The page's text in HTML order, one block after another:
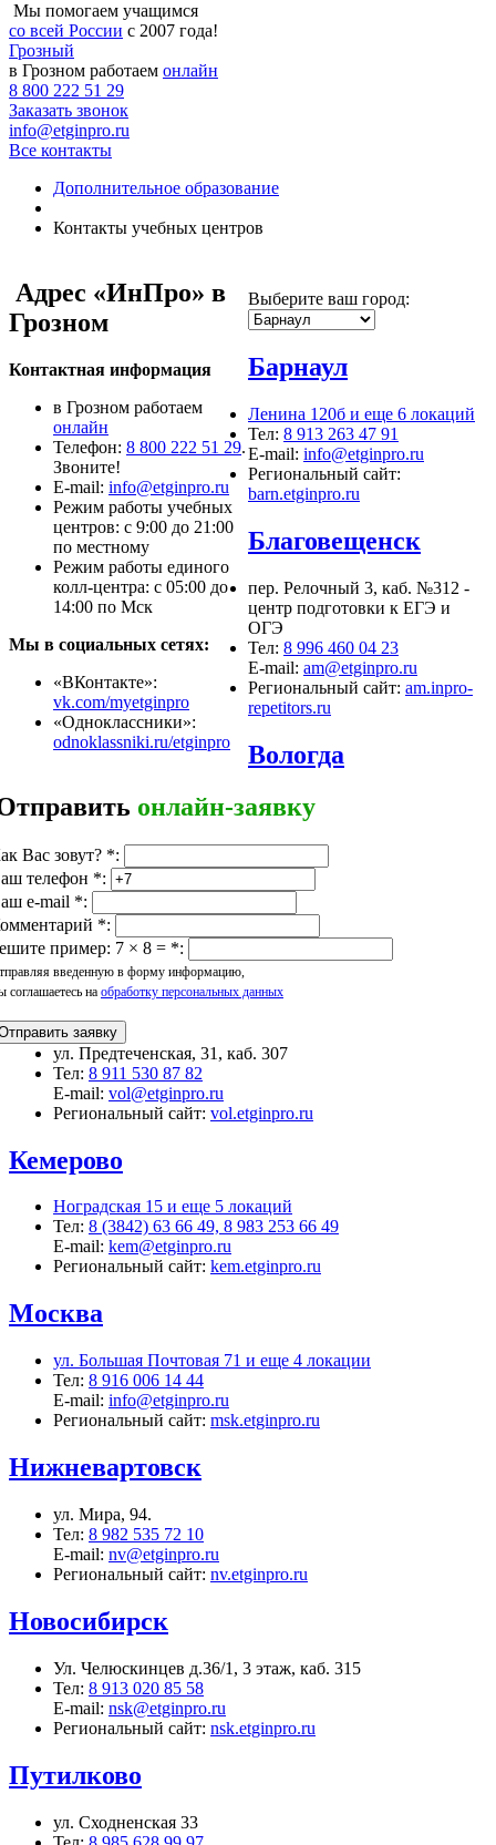
Мы помогаем учащимся
со всей России с 2007 года!
Грозный
в Грозном работаем онлайн
8 800 222 51 29
Заказать звонок
info@etginpro.ru
Все контакты
Дополнительное образование
Контакты учебных центров
Адрес «ИнПро» в
Грозном
Контактная информация
в Грозном работаем
онлайн
Телефон: 8 800 222 51 29.
Звоните!
Е-mail: info@etginpro.ru
Режим работы учебных
центров: с 9:00 до 21:00
по местному
Режим работы единого
колл-центра: с 05:00 до
14:00 по Мск
Мы в социальных сетях:
«ВКонтакте»:
vk.com/myetginpro
«Одноклассники»:
odnoklassniki.ru/etginpro
онлайн-заявку
Вас зовут? *:
телефон *:
e-mail *:
*:
пример: 7 × 8 = *:
введенную в форму информацию,
соглашаетесь на обработку персональных данных
заявку
Выберите ваш город:
Барнаул
Ленина 120б и еще 6 локаций
Тел: 8 913 263 47 91
E-mail: info@etginpro.ru
Региональный сайт:
barn.etginpro.ru
Благовещенск
пер. Релочный 3, каб. №312 -
центр подготовки к ЕГЭ и
ОГЭ
Тел: 8 996 460 04 23
E-mail: am@etginpro.ru
Региональный сайт: am.inpro-
repetitors.ru
Вологда
ул. Предтеченская, 31, каб. 307
Тел: 8 911 530 87 82
E-mail: vol@etginpro.ru
Региональный сайт: vol.etginpro.ru
Кемерово
Ноградская 15 и еще 5 локаций
Тел: 8 (3842) 63 66 49, 8 983 253 66 49
E-mail: kem@etginpro.ru
Региональный сайт: kem.etginpro.ru
Москва
ул. Большая Почтовая 71 и еще 4 локации
Тел: 8 916 006 14 44
E-mail: info@etginpro.ru
Региональный сайт: msk.etginpro.ru
Нижневартовск
ул. Мира, 94.
Тел: 8 982 535 72 10
E-mail: nv@etginpro.ru
Региональный сайт: nv.etginpro.ru
Новосибирск
Ул. Челюскинцев д.36/1, 3 этаж, каб. 315
Тел: 8 913 020 85 58
E-mail: nsk@etginpro.ru
Региональный сайт: nsk.etginpro.ru
Путилково
ул. Сходненская 33